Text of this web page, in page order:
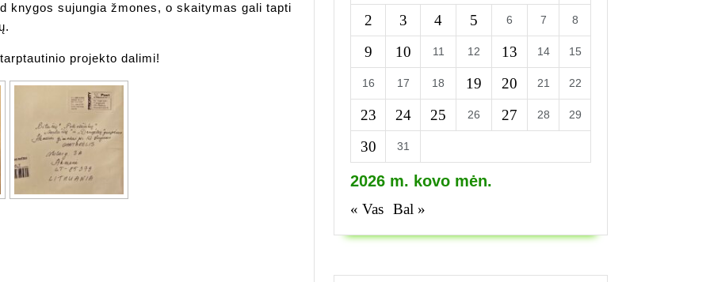
knygos sujungia žmones, o skaitymas gali tapti
projekto dalimi!
2026 m. kovo mėn.
2 3 4 5 6 7 8
9 10 11 12 13 14 15
16 17 18 19 20 21 22
23 24 25 26 27 28 29
30 31
« Vas Bal »